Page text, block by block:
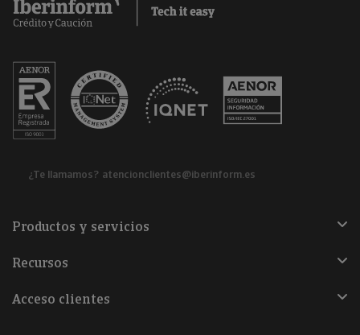
¿Te llamamos? atencionclientes@iberinform.es
Productos y servicios
Recursos
Acceso clientes